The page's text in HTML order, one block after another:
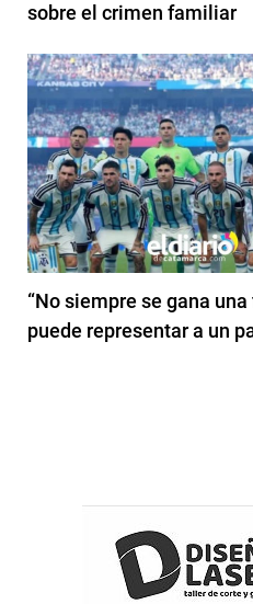
sobre el crimen familiar
“No siempre se gana
puede representar a un